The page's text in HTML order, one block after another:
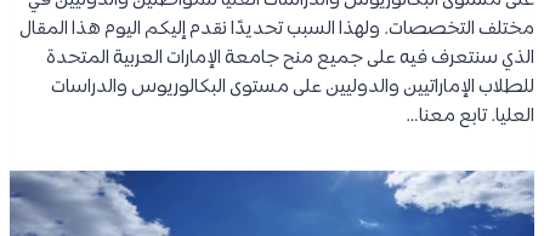
مختلف التخصصات. ولهذا السبب تحديدًا نقدم إليكم اليوم هذا المقال
الذي سنتعرف فيه على جميع منح جامعة الإمارات العربية المتحدة
للطلاب الإماراتيين والدوليين على مستوى البكالوريوس والدراسات
العليا. تابع معنا…